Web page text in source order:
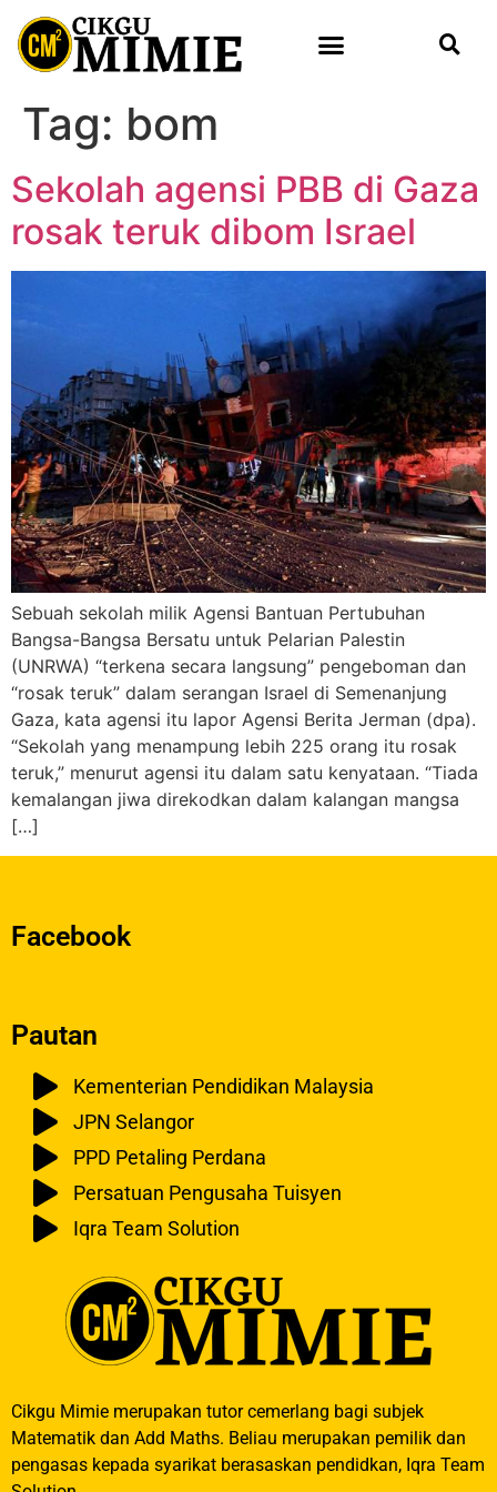
Tag: bom
Sekolah agensi PBB di Gaza
rosak teruk dibom Israel
Sebuah sekolah milik Agensi Bantuan Pertubuhan
Bangsa-Bangsa Bersatu untuk Pelarian Palestin
(UNRWA) “terkena secara langsung” pengeboman dan
“rosak teruk” dalam serangan Israel di Semenanjung
Gaza, kata agensi itu lapor Agensi Berita Jerman (dpa).
“Sekolah yang menampung lebih 225 orang itu rosak
teruk,” menurut agensi itu dalam satu kenyataan. “Tiada
kemalangan jiwa direkodkan dalam kalangan mangsa
[…]
Facebook
Pautan
Kementerian Pendidikan Malaysia
JPN Selangor
PPD Petaling Perdana
Persatuan Pengusaha Tuisyen
Iqra Team Solution
Cikgu Mimie merupakan tutor cemerlang bagi subjek
Matematik dan Add Maths. Beliau merupakan pemilik dan
pengasas kepada syarikat berasaskan pendidkan, Iqra Team